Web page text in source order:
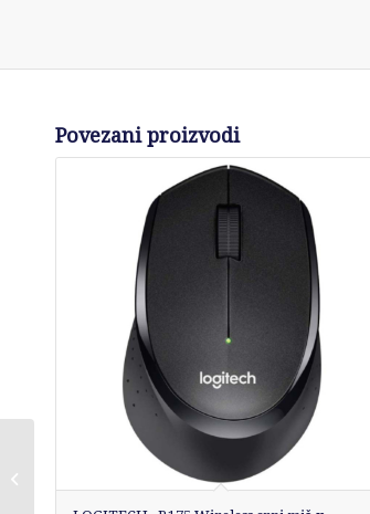
Povezani proizvodi
DELL Pro 13 Premium
13.3 inch FHD+ 400nits
Core Ultra 5 236V